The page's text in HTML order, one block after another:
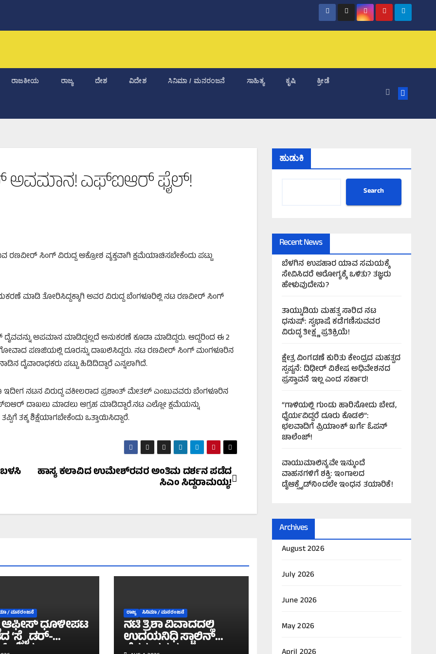
ರಾಜಕೀಯ ರಾಜ್ಯ ದೇಶ ವಿದೇಶ ಸಿನಿಮಾ / ಮನರಂಜನೆ ಸಾಹಿತ್ಯ ಕೃಷಿ ಕ್ರೀಡೆ
ಅವಮಾನ! ಎಫ್‌ಐಆರ್‌ ಫೈಲ್!
ರಣವೀರ್‌ ಸಿಂಗ್‌ ವಿರುದ್ದ ಆಕ್ರೋಶ ವ್ಯಕ್ತವಾಗಿ ಕ್ಷಮೆಯಾಚಿಸಬೇಕೆಂದು ಪಟ್ಟು
ಮಾಡಿ ತೋರಿಸಿದ್ದಕ್ಕಾಗಿ ಅವರ ವಿರುದ್ದ ಬೆಂಗಳೂರಿಲ್ಲಿ ನಟ ರಣವೀರ್‌ ಸಿಂಗ್‌
ಅಪಮಾನ ಮಾಡಿದ್ದಲ್ಲದೆ ಅನುಕರಣೆ ಕೂಡಾ ಮಾಡಿದ್ದರು. ಆದ್ದರಿಂದ ಈ 2
ಪಣಜಿಯಲ್ಲಿ ದೂರನ್ನು ದಾಖಲಿಸಿದ್ದರು. ನಟ ರಣವೀರ್‌ ಸಿಂಗ್‌ ಮಂಗಳೂರಿನ
ದೈವಾರಾಧಕರು ಪಟ್ಟು ಹಿಡಿದಿದ್ದಾರೆ ಎನ್ನಲಾಗಿದೆ.
ನಟನ ವಿರುದ್ದ ವಕೀಲರಾದ ಪ್ರಶಾಂತ್‌ ಮೇತಲ್‌ ಎಂಬುವವರು ಬೆಂಗಳೂರಿನ
ದಾಖಲು ಮಾಡಲು ಆಗ್ರಹ ಮಾಡಿದ್ದಾರೆ.ನಟ ಎಲ್ಲೋ ಕ್ಷಮೆಯನ್ನು
ತಕ್ಕ ಶಿಕ್ಷೆಯಾಗಬೇಕೆಂದು ಒತ್ತಾಯಿಸಿದ್ದಾರೆ.
ಹಾಸ್ಯ ಕಲಾವಿದ ಉಮೇಶ್‌ರವರ ಅಂತಿಮ ದರ್ಶನ ಪಡೆದ
ಸಿಎಂ ಸಿದ್ದರಾಮಯ್ಯ!
/ ಮನರಂಜನೆ
ಆಫೀಸ್ ಧೂಳೀಪಟ
‘ಸ್ಪೈಡರ್-
ರಾಜ್ಯ ಸಿನಿಮಾ / ಮನರಂಜನೆ
ನಟಿ ತ್ರಿಶಾ ವಿವಾದದಲ್ಲಿ
ಉದಯನಿಧಿ ಸ್ಟಾಲಿನ್
ಹುಡುಕಿ
Search
Recent News
ಬೆಳಗಿನ ಉಪಹಾರ ಯಾವ ಸಮಯಕ್ಕೆ
ಸೇವಿಸಿದರೆ ಆರೋಗ್ಯಕ್ಕೆ ಒಳಿತು? ತಜ್ಞರು
ಹೇಳುವುದೇನು?
ತಾಯ್ನುಡಿಯ ಮಹತ್ವ ಸಾರಿದ ನಟ
ಧನುಷ್: ಸ್ವಭಾಷೆ ಕಡೆಗಣಿಸುವವರ
ವಿರುದ್ಧ ತೀಕ್ಷ್ಣ ಪ್ರತಿಕ್ರಿಯೆ!
ಕ್ಷೇತ್ರ ವಿಂಗಡಣೆ ಕುರಿತು ಕೇಂದ್ರದ ಮಹತ್ವದ
ಸ್ಪಷ್ಟನೆ: ದಿಢೀರ್ ವಿಶೇಷ ಅಧಿವೇಶನದ
ಪ್ರಸ್ತಾವನೆ ಇಲ್ಲ ಎಂದ ಸರ್ಕಾರ!
“ಗಾಳಿಯಲ್ಲಿ ಗುಂಡು ಹಾರಿಸೋದು ಬೇಡ,
ಧೈರ್ಯವಿದ್ದರೆ ದೂರು ಕೊಡಲಿ”:
ಛಲವಾದಿಗೆ ಪ್ರಿಯಾಂಕ್ ಖರ್ಗೆ ಓಪನ್
ಚಾಲೆಂಜ್!
ವಾಯುಮಾಲಿನ್ಯವೇ ಇನ್ಮುಂದೆ
ವಾಹನಗಳಿಗೆ ಶಕ್ತಿ: ಇಂಗಾಲದ
ಡೈಆಕ್ಸೈಡ್‌ನಿಂದಲೇ ಇಂಧನ ತಯಾರಿಕೆ!
Archives
August 2026
July 2026
June 2026
May 2026